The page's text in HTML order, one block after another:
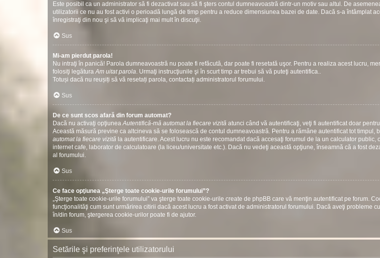
Este posibil ca un administrator să fi dezactivat sau să fi şters contul dumneavoastră dintr-un motiv sau altul. De
utilizatorii ce nu au fost activi o perioadă lungă de timp pentru a reduce dimensiunea bazei de date. Dacă s-a întâmplat
înregistraţi din nou şi să vă implicaţi mai mult în discuţii.
Sus
Mi-am pierdut parola!
Nu intraţi în panică! Parola dumneavoastră nu poate fi refăcută, dar poate fi resetată uşor. Pentru a realiza acest lucru,
folosiţi legăturaAm uitat parola. Urmaţi instrucţiunile şi în scurt timp ar trebui să vă puteţi autentifica..
Totuși dacă nu reușiți să vă resetați parola, contactați administratorul forumului.
Sus
De ce sunt scos afară din forum automat?
Dacă nu activaţi opţiuneaAutentifică-mă automat la fiecare vizită atunci când vă autentificaţi, veţi fi autentificat doar
Această măsură previne ca altcineva să se folosească de contul dumneavoastră. Pentru a rămâne autentificat tot timpul,
automat la fiecare vizită la autentificare. Acest lucru nu este recomandat dacă accesaţi forumul de la un calculator public,
internet cafe, laborator de calculatoare (la liceu/universitate etc.). Dacă nu vedeţi această opţiune, înseamnă că a fost
al forumului.
Sus
Ce face opţiunea „Şterge toate cookie-urile forumului”?
„Şterge toate cookie-urile forumului” va şterge toate cookie-urile create de phpBB care vă menţin autentificat pe forum.
funcţionalităţi cum sunt urmărirea citirii dacă acest lucru a fost activat de administratorul forumului. Dacă aveţi probleme
în/din forum, ştergerea cookie-urilor poate fi de ajutor.
Sus
Setările şi preferinţele utilizatorului